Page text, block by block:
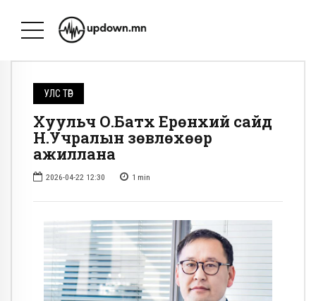
УЛС ТӨР
Хуульч О.Батхүү Ерөнхий сайд
Н.Учралын зөвлөхөөр
ажиллана
2026-04-22 12:30 1 min